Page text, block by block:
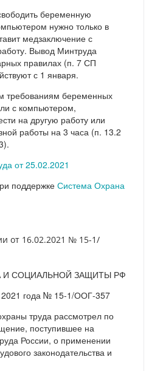
беременную
нужно только в
медзаключение с
Вывод Минтруда
правилах (п. 7 СП
с 1 января.
требованиям беременных
с компьютером,
на другую работу или
работы на 3 часа (п. 13.2
от 25.02.2021
поддержке Система Охрана
от 16.02.2021 № 15-1/
И СОЦИАЛЬНОЙ ЗАЩИТЫ РФ
года № 15-1/ООГ-357
труда рассмотрел по
поступившее на
России, о применении
законодательства и